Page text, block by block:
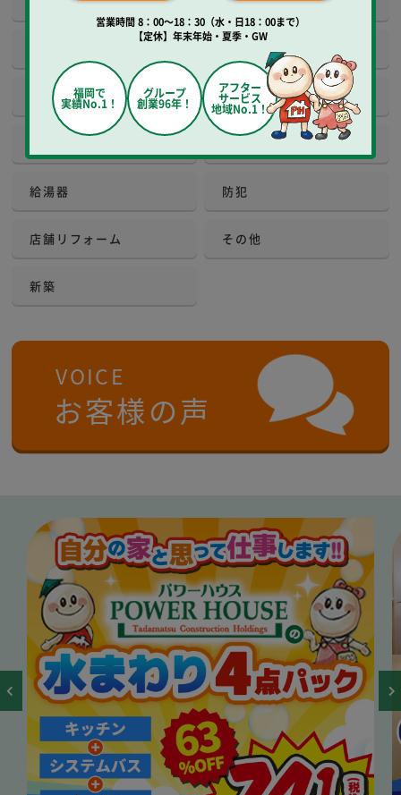
外観・屋根 増改築
給湯器 防犯
店舗リフォーム その他
新築
営業時間 8：00～18：30（水・日18：00まで）
【定休】年末年始・夏季・GW
福岡で
実績No.1！
グループ
創業96年！
アフター
サービス
地域No.1！